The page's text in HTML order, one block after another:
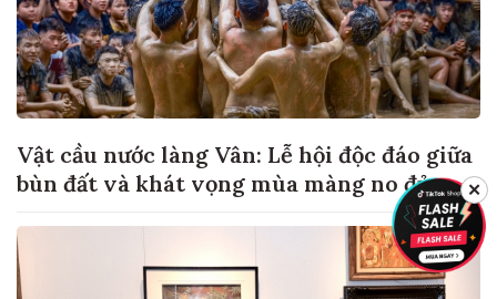
Vật cầu nước làng Vân: Lễ hội độc đáo giữa
bùn đất và khát vọng mùa màng no đủ
✕